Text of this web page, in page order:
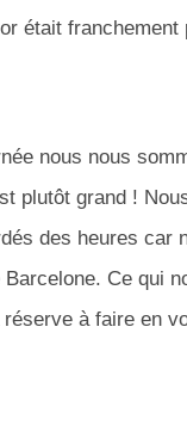
était franchement
nous nous
plutôt grand !
des heures car
Ce qui
réserve à faire en